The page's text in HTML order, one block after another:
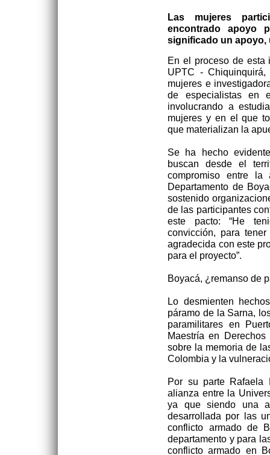
Las mujeres
encontrado apoyo
significado un apoyo,
En el proceso de esta
UPTC -
mujeres e
de especialistas en
involucrando a
mujeres y en el que
que materializan la
Se ha hecho
buscan desde el
compromiso entre
Departamento de
sostenido
de las participantes
este pacto: “He
convicción, para
agradecida con este
para el proyecto”.
Boyacá, ¿remanso de
Lo desmienten
páramo de la Sarna,
paramilitares en
Maestría en
sobre la memoria de
Colombia y la
Por su parte Rafaela
alianza entre la
ya que siendo una
desarrollada por las
conflicto armado de
departamento y para
conflicto armado en